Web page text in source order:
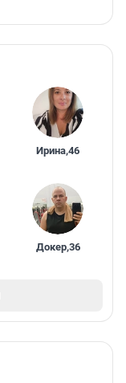
Ирина,46
Докер,36